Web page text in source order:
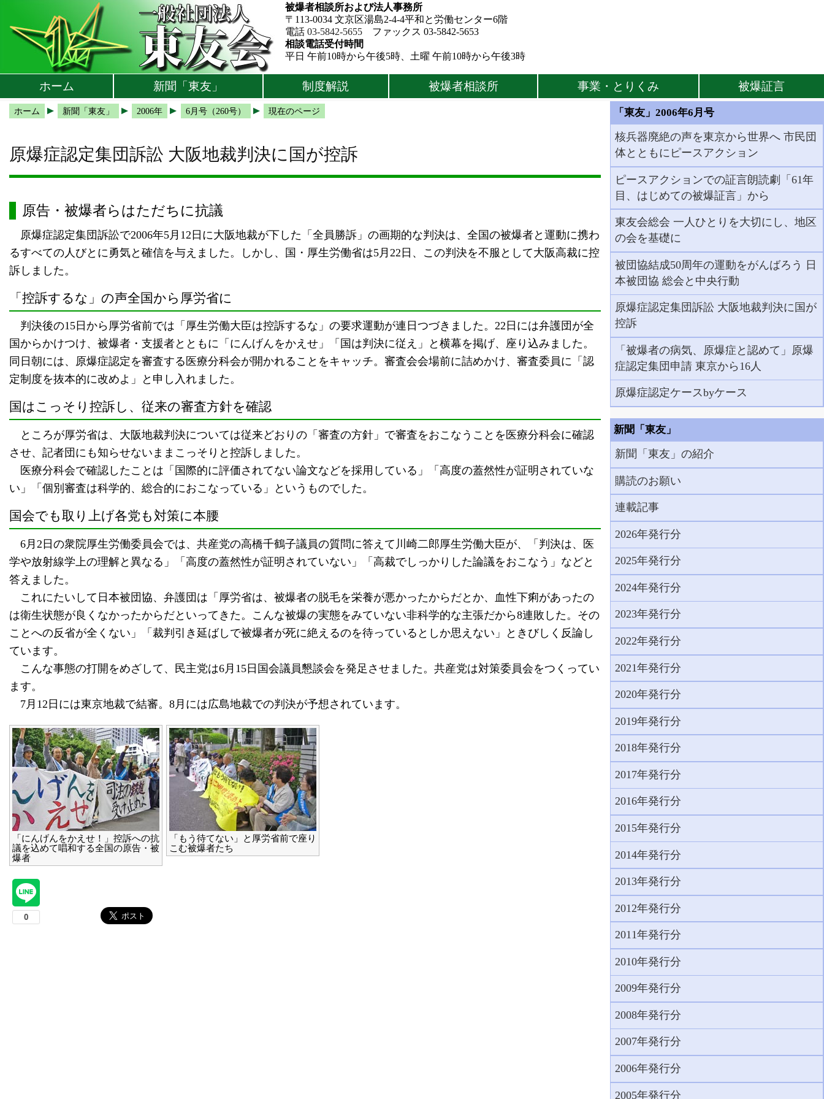
メインメニューへ
サブメニューへ
現在地ナビ（パンくずリスト）へ
被爆者相談所および法人事務所
〒113-0034 文京区湯島2-4-4平和と労働センター6階
電話 03-5842-5655 ファックス 03-5842-5653
相談電話受付時間
平日 午前10時から午後5時、土曜 午前10時から午後3時
ホーム 新聞「東友」 制度解説 被爆者相談所 事業・とりくみ 被爆証言
ホーム 新聞「東友」 2006年 6月号（260号） 現在のページ
原爆症認定集団訴訟 大阪地裁判決に国が控訴
原告・被爆者らはただちに抗議
原爆症認定集団訴訟で2006年5月12日に大阪地裁が下した「全員勝訴」の画期的な判決は、全国の被爆者と運動に携わ
るすべての人びとに勇気と確信を与えました。しかし、国・厚生労働省は5月22日、この判決を不服として大阪高裁に控
訴しました。
「控訴するな」の声全国から厚労省に
判決後の15日から厚労省前では「厚生労働大臣は控訴するな」の要求運動が連日つづきました。22日には弁護団が全
国からかけつけ、被爆者・支援者とともに「にんげんをかえせ」「国は判決に従え」と横幕を掲げ、座り込みました。
同日朝には、原爆症認定を審査する医療分科会が開かれることをキャッチ。審査会会場前に詰めかけ、審査委員に「認
定制度を抜本的に改めよ」と申し入れました。
国はこっそり控訴し、従来の審査方針を確認
ところが厚労省は、大阪地裁判決については従来どおりの「審査の方針」で審査をおこなうことを医療分科会に確認
させ、記者団にも知らせないままこっそりと控訴しました。
医療分科会で確認したことは「国際的に評価されてない論文などを採用している」「高度の蓋然性が証明されていな
い」「個別審査は科学的、総合的におこなっている」というものでした。
国会でも取り上げ各党も対策に本腰
6月2日の衆院厚生労働委員会では、共産党の高橋千鶴子議員の質問に答えて川崎二郎厚生労働大臣が、「判決は、医
学や放射線学上の理解と異なる」「高度の蓋然性が証明されていない」「高裁でしっかりした論議をおこなう」などと
答えました。
これにたいして日本被団協、弁護団は「厚労省は、被爆者の脱毛を栄養が悪かったからだとか、血性下痢があったの
は衛生状態が良くなかったからだといってきた。こんな被爆の実態をみていない非科学的な主張だから8連敗した。その
ことへの反省が全くない」「裁判引き延ばしで被爆者が死に絶えるのを待っているとしか思えない」ときびしく反論し
ています。
こんな事態の打開をめざして、民主党は6月15日国会議員懇談会を発足させました。共産党は対策委員会をつくってい
ます。
7月12日には東京地裁で結審。8月には広島地裁での判決が予想されています。
「にんげんをかえせ！」控訴への抗
議を込めて唱和する全国の原告・被
爆者
「もう待てない」と厚労省前で座り
こむ被爆者たち
「東友」2006年6月号
核兵器廃絶の声を東京から世界へ 市民団
体とともにピースアクション
ピースアクションでの証言朗読劇「61年
目、はじめての被爆証言」から
東友会総会 一人ひとりを大切にし、地区
の会を基礎に
被団協結成50周年の運動をがんばろう 日
本被団協 総会と中央行動
原爆症認定集団訴訟 大阪地裁判決に国が
控訴
「被爆者の病気、原爆症と認めて」原爆
症認定集団申請 東京から16人
原爆症認定ケースbyケース
新聞「東友」
新聞「東友」の紹介
購読のお願い
連載記事
2026年発行分
2025年発行分
2024年発行分
2023年発行分
2022年発行分
2021年発行分
2020年発行分
2019年発行分
2018年発行分
2017年発行分
2016年発行分
2015年発行分
2014年発行分
2013年発行分
2012年発行分
2011年発行分
2010年発行分
2009年発行分
2008年発行分
2007年発行分
2006年発行分
2005年発行分